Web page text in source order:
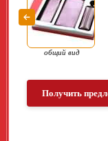
общий вид
Получить